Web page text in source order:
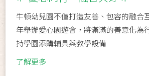
牛頓幼兒園不僅打造友善、包容的融合
年舉辦愛心園遊會，將滿滿的善意化為
持學園添購輔具與教學設備
了解更多